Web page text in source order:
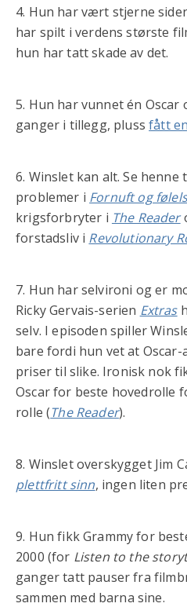
4. Hun har vært stjerne
har spilt i verdens største
hun har tatt skade av det.
5. Hun har vunnet én
ganger i tillegg, plussfått
6. Winslet kan alt. Se henne
problemer i Fornuft og
krigsforbryter i The Reader
forstadsliv i Revolutionary
7. Hun har selvironi og er
Ricky Gervais-serien Extras
selv. I episoden spiller
bare fordi hun vet at Oscar-
priser til slike. Ironisk nok
Oscar for beste hovedrolle
rolle (The Reader).
8. Winslet overskygget Jim
plettfritt sinn, ingen liten
9. Hun fikk Grammy for
2000 (for Listen to the
ganger tatt pauser fra
sammen med barna sine.